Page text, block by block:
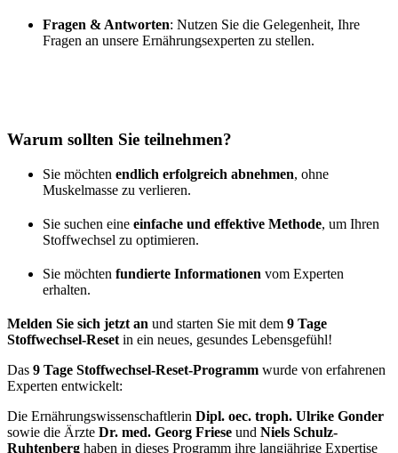
Fragen & Antworten: Nutzen Sie die Gelegenheit, Ihre
Fragen an unsere Ernährungsexperten zu stellen.
Warum sollten Sie teilnehmen?
Sie möchten endlich erfolgreich abnehmen, ohne
Muskelmasse zu verlieren.
Sie suchen eine einfache und effektive Methode, um Ihren
Stoffwechsel zu optimieren.
Sie möchten fundierte Informationen vom Experten
erhalten.
Melden Sie sich jetzt an und starten Sie mit dem 9 Tage
Stoffwechsel-Reset in ein neues, gesundes Lebensgefühl!
Das 9 Tage Stoffwechsel-Reset-Programm wurde von erfahrenen
Experten entwickelt:
Die Ernährungswissenschaftlerin Dipl. oec. troph. Ulrike Gonder
sowie die Ärzte Dr. med. Georg Friese und Niels Schulz-
Ruhtenberg haben in dieses Programm ihre langjährige Expertise